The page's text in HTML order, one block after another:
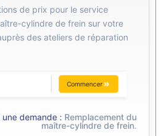
de prix pour le service
cylindre de frein sur votre
des ateliers de réparation
Commencer
demande : Remplacement du
maître-cylindre de frein.